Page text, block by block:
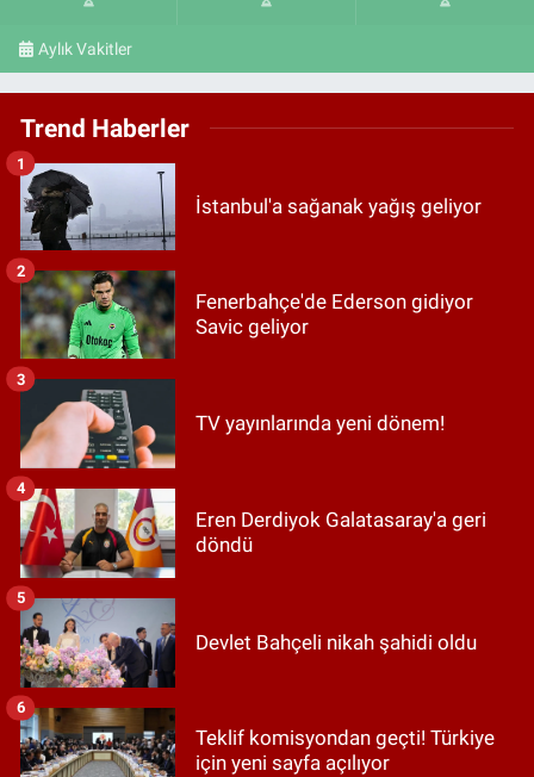
Aylık Vakitler
Trend Haberler
İstanbul'a sağanak yağış geliyor
1
Fenerbahçe'de Ederson gidiyor
Savic geliyor
2
TV yayınlarında yeni dönem!
3
Eren Derdiyok Galatasaray'a geri
döndü
4
Devlet Bahçeli nikah şahidi oldu
5
Teklif komisyondan geçti! Türkiye
için yeni sayfa açılıyor
6